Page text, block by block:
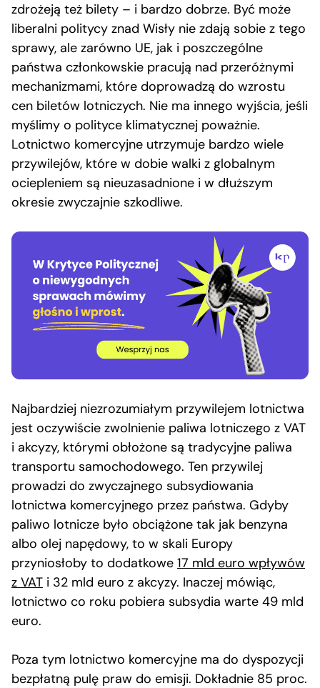
zdrożeją też bilety – i bardzo dobrze. Być może
liberalni politycy znad Wisły nie zdają sobie z tego
sprawy, ale zarówno UE, jak i poszczególne
państwa członkowskie pracują nad przeróżnymi
mechanizmami, które doprowadzą do wzrostu
cen biletów lotniczych. Nie ma innego wyjścia, jeśli
myślimy o polityce klimatycznej poważnie.
Lotnictwo komercyjne utrzymuje bardzo wiele
przywilejów, które w dobie walki z globalnym
ociepleniem są nieuzasadnione i w dłuższym
okresie zwyczajnie szkodliwe.
Najbardziej niezrozumiałym przywilejem lotnictwa
jest oczywiście zwolnienie paliwa lotniczego z VAT
i akcyzy, którymi obłożone są tradycyjne paliwa
transportu samochodowego. Ten przywilej
prowadzi do zwyczajnego subsydiowania
lotnictwa komercyjnego przez państwa. Gdyby
paliwo lotnicze było obciążone tak jak benzyna
albo olej napędowy, to w skali Europy
przyniosłoby to dodatkowe 17 mld euro wpływów
z VAT i 32 mld euro z akcyzy. Inaczej mówiąc,
lotnictwo co roku pobiera subsydia warte 49 mld
euro.
Poza tym lotnictwo komercyjne ma do dyspozycji
bezpłatną pulę praw do emisji. Dokładnie 85 proc.